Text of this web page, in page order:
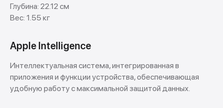
Глубина: 22.12 см
Вес: 1.55 кг
Apple Intelligence
Интеллектуальная система, интегрированная в
приложения и функции устройства, обеспечивающая
удобную работу с максимальной защитой данных.